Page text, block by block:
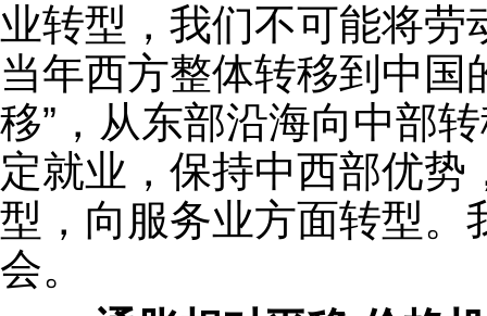
业转型，我们不可能将
当年西方整体转移到中国
移”，从东部沿海向中部
定就业，保持中西部优
型，向服务业方面转型。
会。